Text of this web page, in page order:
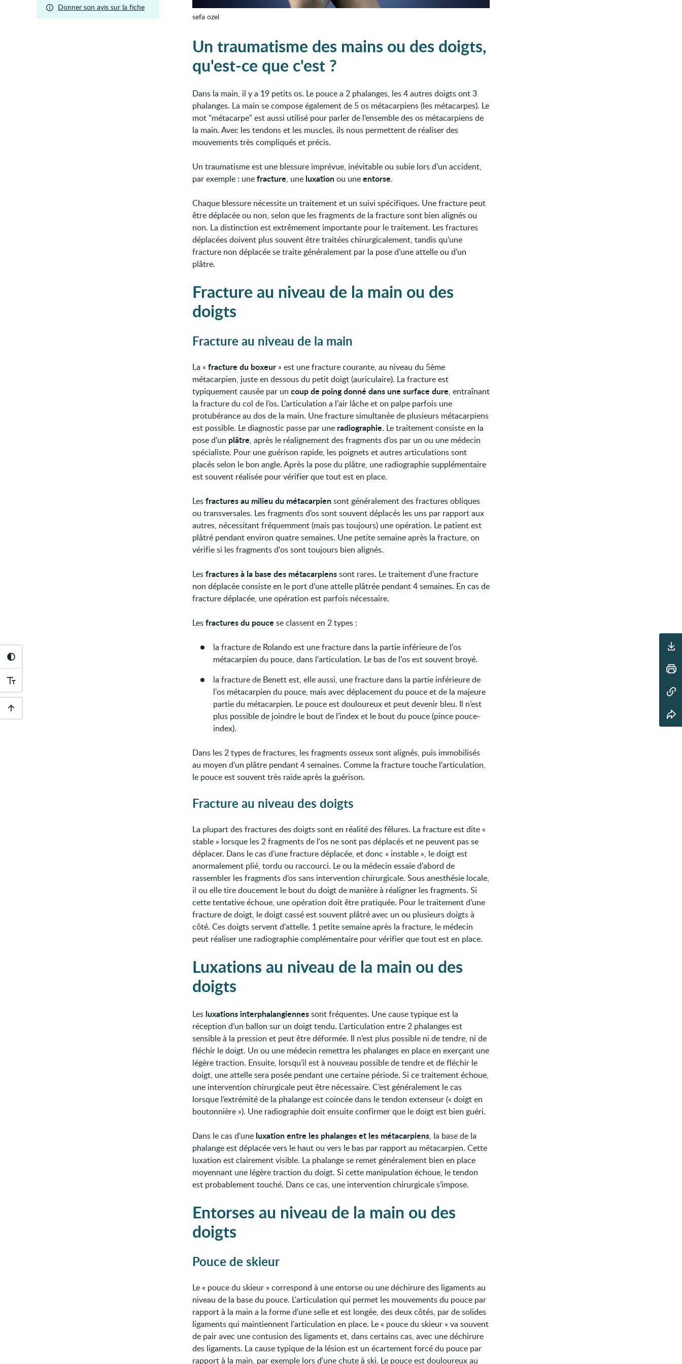
Outils
d'accessibilité
Descendre
Outils
sefa ozel
Un traumatisme des mains ou des doigts,
qu'est-ce que c'est ?
Dans la main, il y a 19 petits os. Le pouce a 2 phalanges, les 4 autres doigts ont 3
phalanges. La main se compose également de 5 os métacarpiens (les métacarpes). Le
mot "métacarpe" est aussi utilisé pour parler de l’ensemble des os métacarpiens de
la main. Avec les tendons et les muscles, ils nous permettent de réaliser des
mouvements très compliqués et précis.
Un traumatisme est une blessure imprévue, inévitable ou subie lors d'un accident,
par exemple : unefracture, une luxationou uneentorse.
Chaque blessure nécessite un traitement et un suivi spécifiques. Une fracture peut
être déplacée ou non, selon que les fragments de la fracture sont bien alignés ou
non. La distinction est extrêmement importante pour le traitement. Les fractures
déplacées doivent plus souvent être traitées chirurgicalement, tandis qu’une
fracture non déplacée se traite généralement par la pose d’une attelle ou d’un
plâtre.
Fracture au niveau de la main ou des
doigts
Fracture au niveau de la main
La « fracture du boxeur » est une fracture courante, au niveau du 5ème
métacarpien, juste en dessous du petit doigt (auriculaire). La fracture est
typiquement causée par un coup de poing donné dans une surface dure, entraînant
la fracture du col de l’os. L’articulation a l’air lâche et on palpe parfois une
protubérance au dos de la main. Une fracture simultanée de plusieurs métacarpiens
est possible. Le diagnostic passe par une radiographie. Le traitement consiste en la
pose d’un plâtre, après le réalignement des fragments d’os par un ou une médecin
spécialiste. Pour une guérison rapide, les poignets et autres articulations sont
placés selon le bon angle. Après la pose du plâtre, une radiographie supplémentaire
est souvent réalisée pour vérifier que tout est en place.
Lesfractures au milieu du métacarpiensont généralement des fractures obliques
ou transversales. Les fragments d’os sont souvent déplacés les uns par rapport aux
autres, nécessitant fréquemment (mais pas toujours) une opération. Le patient est
plâtré pendant environ quatre semaines. Une petite semaine après la fracture, on
vérifie si les fragments d'os sont toujours bien alignés.
Lesfractures à la base des métacarpienssont rares. Le traitement d’une fracture
non déplacée consiste en le port d’une attelle plâtrée pendant 4 semaines. En cas de
fracture déplacée, une opération est parfois nécessaire.
Lesfractures du pouce se classent en 2 types :
la fracture de Rolando est une fracture dans la partie inférieure de l'os
métacarpien du pouce, dans l'articulation. Le bas de l'os est souvent broyé.
la fracture de Benett est, elle aussi, une fracture dans la partie inférieure de
l'os métacarpien du pouce, mais avec déplacement du pouce et de la majeure
partie du métacarpien. Le pouce est douloureux et peut devenir bleu. Il n’est
plus possible de joindre le bout de l’index et le bout du pouce (pince pouce-
index).
Dans les 2 types de fractures, les fragments osseux sont alignés, puis immobilisés
au moyen d’un plâtre pendant 4 semaines. Comme la fracture touche l'articulation,
le pouce est souvent très raide après la guérison.
Fracture au niveau des doigts
La plupart des fractures des doigts sont en réalité des fêlures. La fracture est dite «
stable » lorsque les 2 fragments de l'os ne sont pas déplacés et ne peuvent pas se
déplacer. Dans le cas d’une fracture déplacée, et donc « instable », le doigt est
anormalement plié, tordu ou raccourci. Le ou la médecin essaie d'abord de
rassembler les fragments d’os sans intervention chirurgicale. Sous anesthésie locale,
il ou elle tire doucement le bout du doigt de manière à réaligner les fragments. Si
cette tentative échoue, une opération doit être pratiquée. Pour le traitement d’une
fracture de doigt, le doigt cassé est souvent plâtré avec un ou plusieurs doigts à
côté. Ces doigts servent d'attelle. 1 petite semaine après la fracture, le médecin
peut réaliser une radiographie complémentaire pour vérifier que tout est en place.
Luxations au niveau de la main ou des
doigts
Les luxations interphalangiennessont fréquentes. Une cause typique est la
réception d’un ballon sur un doigt tendu. L’articulation entre 2 phalanges est
sensible à la pression et peut être déformée. Il n’est plus possible ni de tendre, ni de
fléchir le doigt. Un ou une médecin remettra les phalanges en place en exerçant une
légère traction. Ensuite, lorsqu’il est à nouveau possible de tendre et de fléchir le
doigt, une attelle sera posée pendant une certaine période. Si ce traitement échoue,
une intervention chirurgicale peut être nécessaire. C’est généralement le cas
lorsque l’extrémité de la phalange est coincée dans le tendon extenseur (« doigt en
boutonnière »). Une radiographie doit ensuite confirmer que le doigt est bien guéri.
Dans le cas d'une luxation entre les phalanges et les métacarpiens, la base de la
phalange est déplacée vers le haut ou vers le bas par rapport au métacarpien. Cette
luxation est clairement visible. La phalange se remet généralement bien en place
moyennant une légère traction du doigt. Si cette manipulation échoue, le tendon
est probablement touché. Dans ce cas, une intervention chirurgicale s’impose.
Entorses au niveau de la main ou des
doigts
Pouce de skieur
Le « pouce du skieur » correspond à une entorse ou une déchirure des ligaments au
niveau de la base du pouce. L'articulation qui permet les mouvements du pouce par
rapport à la main a la forme d'une selle et est longée, des deux côtés, par de solides
ligaments qui maintiennent l'articulation en place. Le « pouce du skieur » va souvent
de pair avec une contusion des ligaments et, dans certains cas, avec une déchirure
des ligaments. La cause typique de la lésion est un écartement forcé du pouce par
rapport à la main, par exemple lors d'une chute à ski. Le pouce est douloureux au
Donner son avis sur la fiche